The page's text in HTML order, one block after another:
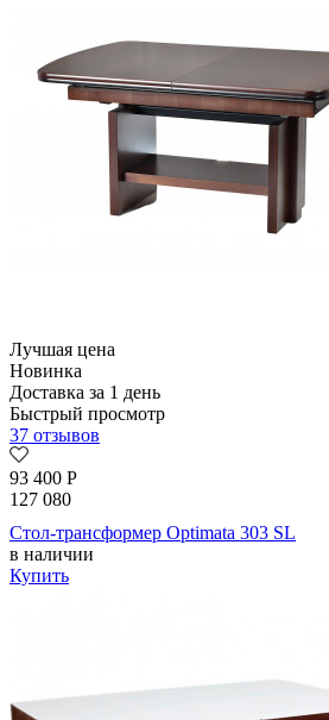
Лучшая цена
Новинка
Доставка за 1 день
Быстрый просмотр
37 отзывов
93 400 Р
127 080
Стол-трансформер Optimata 303 SL
в наличии
Купить